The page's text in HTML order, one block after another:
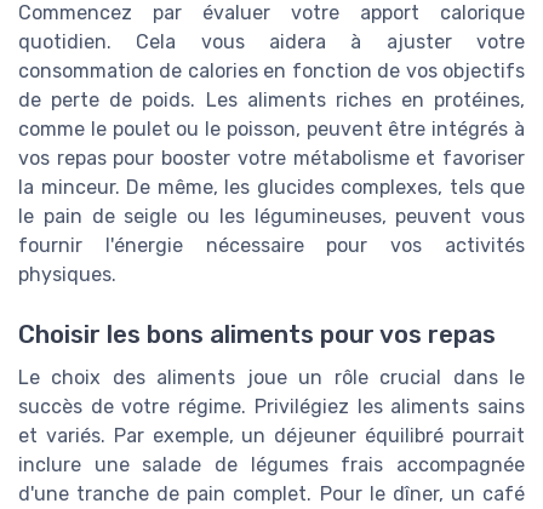
Commencez par évaluer votre apport calorique
quotidien. Cela vous aidera à ajuster votre
consommation de calories en fonction de vos objectifs
de perte de poids. Les aliments riches en protéines,
comme le poulet ou le poisson, peuvent être intégrés à
vos repas pour booster votre métabolisme et favoriser
la minceur. De même, les glucides complexes, tels que
le pain de seigle ou les légumineuses, peuvent vous
fournir l'énergie nécessaire pour vos activités
physiques.
Choisir les bons aliments pour vos repas
Le choix des aliments joue un rôle crucial dans le
succès de votre régime. Privilégiez les aliments sains
et variés. Par exemple, un déjeuner équilibré pourrait
inclure une salade de légumes frais accompagnée
d'une tranche de pain complet. Pour le dîner, un café